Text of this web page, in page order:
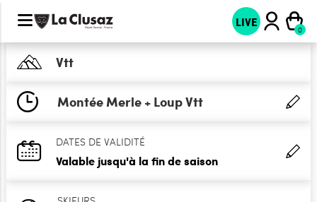
LIVE
Vtt
Montée Merle + Loup Vtt
DATES DE VALIDITÉ
Valable jusqu'à la fin de saison